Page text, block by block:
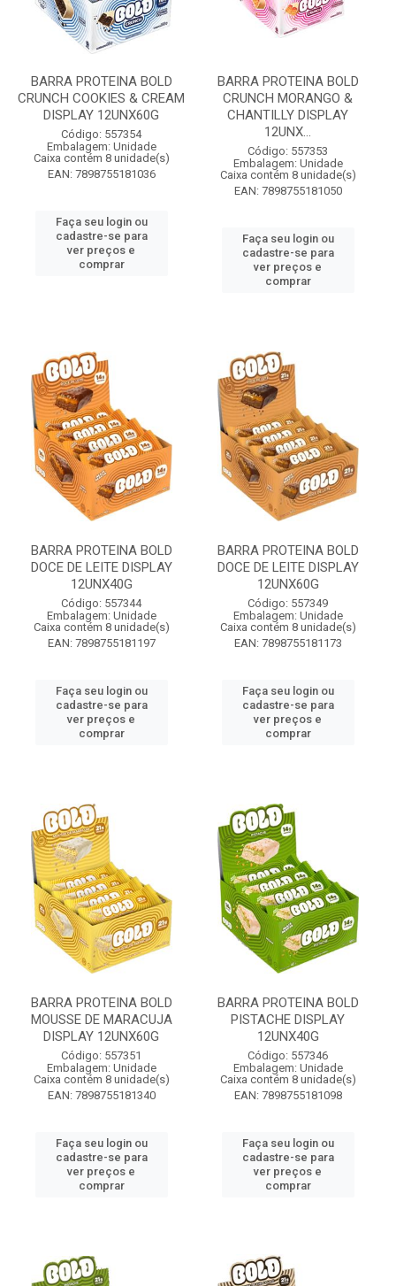
BARRA PROTEINA BOLD
CRUNCH COOKIES & CREAM
DISPLAY 12UNX60G
Código: 557354
Embalagem: Unidade
Caixa contém 8 unidade(s)
EAN: 7898755181036
Faça seu login ou
cadastre-se para
ver preços e
comprar
BARRA PROTEINA BOLD
CRUNCH MORANGO &
CHANTILLY DISPLAY
12UNX...
Código: 557353
Embalagem: Unidade
Caixa contém 8 unidade(s)
EAN: 7898755181050
Faça seu login ou
cadastre-se para
ver preços e
comprar
BARRA PROTEINA BOLD
DOCE DE LEITE DISPLAY
12UNX40G
Código: 557344
Embalagem: Unidade
Caixa contém 8 unidade(s)
EAN: 7898755181197
Faça seu login ou
cadastre-se para
ver preços e
comprar
BARRA PROTEINA BOLD
DOCE DE LEITE DISPLAY
12UNX60G
Código: 557349
Embalagem: Unidade
Caixa contém 8 unidade(s)
EAN: 7898755181173
Faça seu login ou
cadastre-se para
ver preços e
comprar
BARRA PROTEINA BOLD
MOUSSE DE MARACUJA
DISPLAY 12UNX60G
Código: 557351
Embalagem: Unidade
Caixa contém 8 unidade(s)
EAN: 7898755181340
Faça seu login ou
cadastre-se para
ver preços e
comprar
BARRA PROTEINA BOLD
PISTACHE DISPLAY
12UNX40G
Código: 557346
Embalagem: Unidade
Caixa contém 8 unidade(s)
EAN: 7898755181098
Faça seu login ou
cadastre-se para
ver preços e
comprar